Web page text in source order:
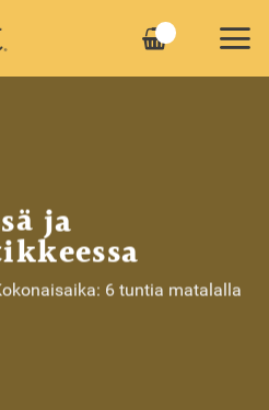
ja
6 tuntia matalalla